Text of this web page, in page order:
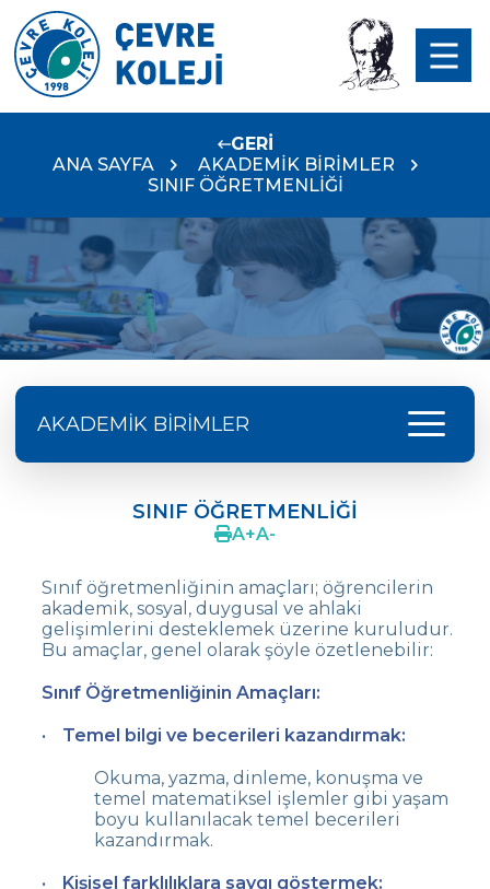
GERİ
ANA SAYFA
AKADEMİK BİRİMLER
SINIF ÖĞRETMENLİĞİ
AKADEMİK BİRİMLER menu
ÖLÇME VE DEĞERLENDİRME
TÜRKÇE VE EDEBİYAT
MATEMATİK
BİLİŞİM - EĞİTİM TEKNOLOJİLERİ
FEN BİLİMLERİ
YABANCI DİLLER
SOSYAL BİLİMLER
SINIF ÖĞRETMENLİĞİ
A+A-
Sınıf öğretmenliğinin amaçları; öğrencilerin
akademik, sosyal, duygusal ve ahlaki
gelişimlerini desteklemek üzerine kuruludur.
Bu amaçlar, genel olarak şöyle özetlenebilir:
Sınıf Öğretmenliğinin Amaçları:
Temel bilgi ve becerileri kazandırmak:
Okuma, yazma, dinleme, konuşma ve
temel matematiksel işlemler gibi yaşam
boyu kullanılacak temel becerileri
kazandırmak.
Kişisel farklılıklara saygı göstermek: